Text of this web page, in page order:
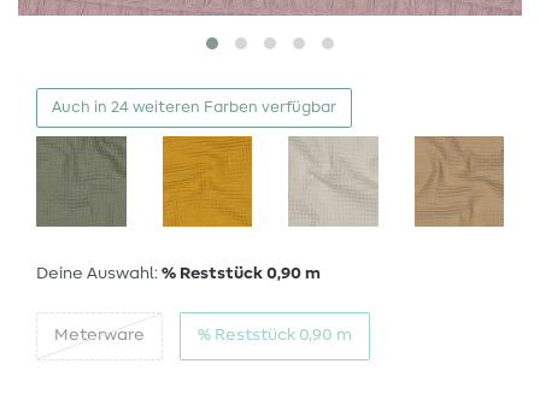
Auch in 24 weiteren Farben verfügbar
Deine Auswahl: % Reststück 0,90 m
Meterware % Reststück 0,90 m